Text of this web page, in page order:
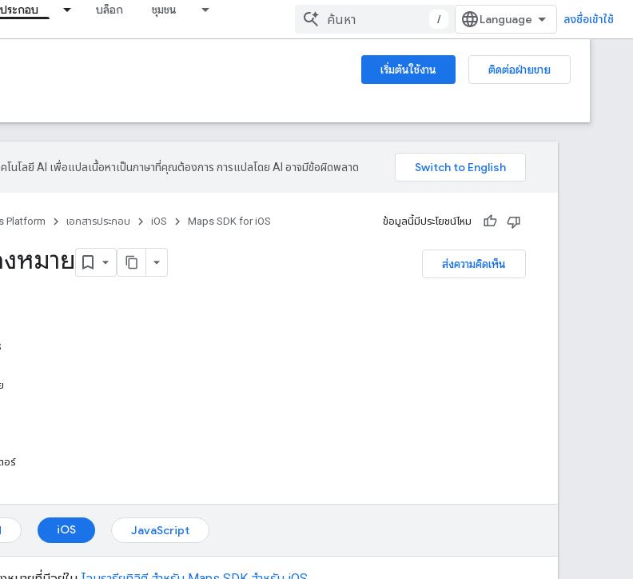
ประกอบ บล็อก ชุมชน
/ ลงชื่อเข้าใช้
เริ่มต้นใช้งาน
ติดต่อฝ่ายขาย
คโนโลยี AI เพื่อแปลเนื้อหาเป็นภาษาที่คุณต้องการ การแปลโดย AI อาจมีข้อผิดพลาด
Platform เอกสารประกอบ iOS Maps SDK for iOS ข้อมูลนี้มีประโยชน์ไหม
ส่งความคิดเห็น
งหมาย
อร์
iOS JavaScript